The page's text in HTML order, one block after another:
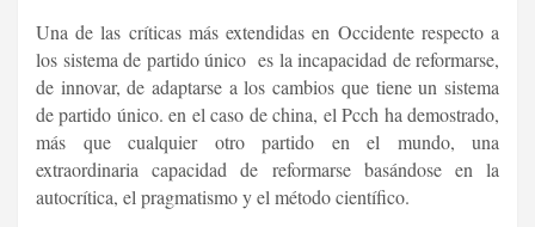
Una de las críticas más extendidas en Occidente respecto a
los sistema de partido único es la incapacidad de reformarse,
de innovar, de adaptarse a los cambios que tiene un sistema
de partido único. en el caso de china, el Pcch ha demostrado,
más que cualquier otro partido en el mundo, una
extraordinaria capacidad de reformarse basándose en la
autocrítica, el pragmatismo y el método científico.